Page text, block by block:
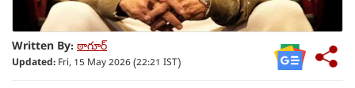
Written By: ఠాగూర్
Updated: Fri, 15 May 2026 (22:21 IST)